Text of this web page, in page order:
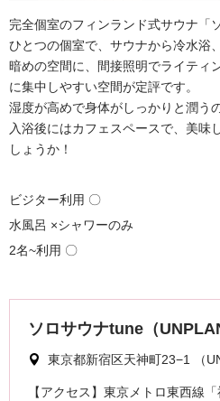
完全個室のフィンランド式サウナ「
ひとつの個室で、サウナから冷水浴
暗めの空間に、間接照明でライティ
に集中しやすい空間が定評です。
湿度が高めで身体がしっかりと潤う
入浴後にはカフェスペースで、美味
しょうか！
ビジター利用 〇
水風呂 ×シャワーのみ
2名~利用 〇